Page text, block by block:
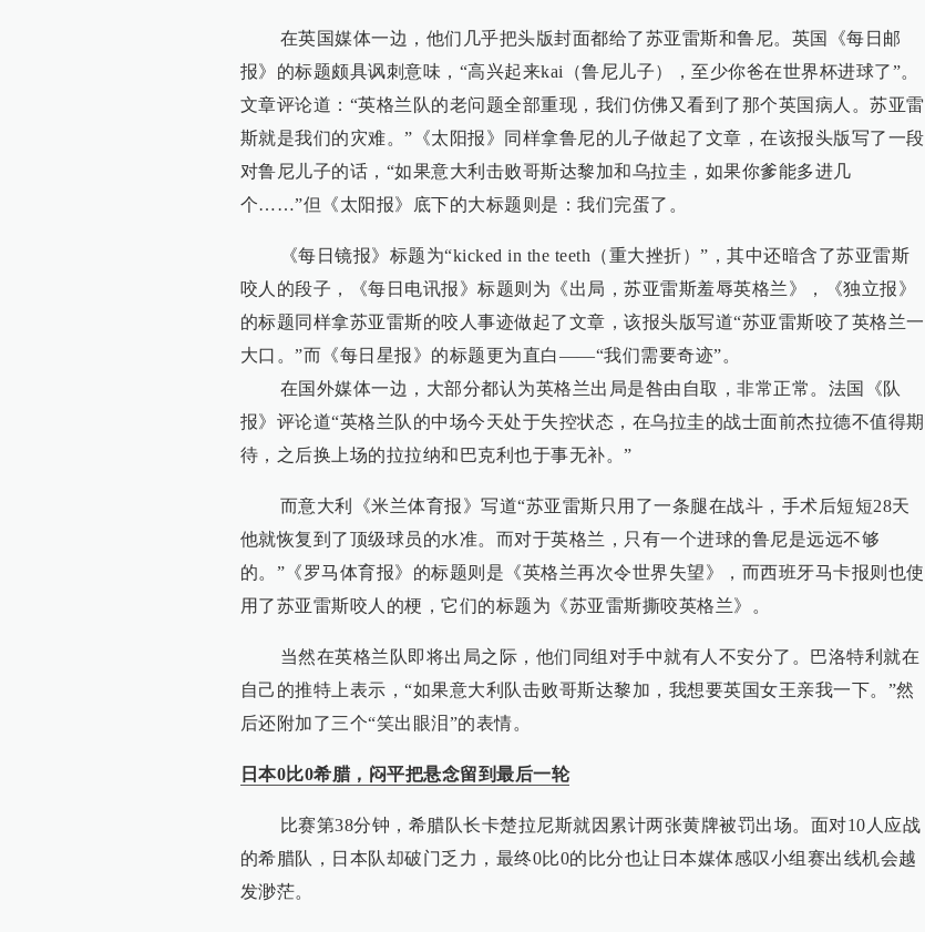
在英国媒体一边，他们几乎把头版封面都给了苏亚雷斯和鲁尼。英国《每日邮
报》的标题颇具讽刺意味，“高兴起来kai（鲁尼儿子），至少你爸在世界杯进球了”。
文章评论道：“英格兰队的老问题全部重现，我们仿佛又看到了那个英国病人。苏亚雷
斯就是我们的灾难。”《太阳报》同样拿鲁尼的儿子做起了文章，在该报头版写了一段
对鲁尼儿子的话，“如果意大利击败哥斯达黎加和乌拉圭，如果你爹能多进几
个……”但《太阳报》底下的大标题则是：我们完蛋了。
《每日镜报》标题为“kicked in the teeth（重大挫折）”，其中还暗含了苏亚雷斯
咬人的段子，《每日电讯报》标题则为《出局，苏亚雷斯羞辱英格兰》，《独立报》
的标题同样拿苏亚雷斯的咬人事迹做起了文章，该报头版写道“苏亚雷斯咬了英格兰一
大口。”而《每日星报》的标题更为直白——“我们需要奇迹”。
在国外媒体一边，大部分都认为英格兰出局是咎由自取，非常正常。法国《队
报》评论道“英格兰队的中场今天处于失控状态，在乌拉圭的战士面前杰拉德不值得期
待，之后换上场的拉拉纳和巴克利也于事无补。”
而意大利《米兰体育报》写道“苏亚雷斯只用了一条腿在战斗，手术后短短28天
他就恢复到了顶级球员的水准。而对于英格兰，只有一个进球的鲁尼是远远不够
的。”《罗马体育报》的标题则是《英格兰再次令世界失望》，而西班牙马卡报则也使
用了苏亚雷斯咬人的梗，它们的标题为《苏亚雷斯撕咬英格兰》。
当然在英格兰队即将出局之际，他们同组对手中就有人不安分了。巴洛特利就在
自己的推特上表示，“如果意大利队击败哥斯达黎加，我想要英国女王亲我一下。”然
后还附加了三个“笑出眼泪”的表情。
日本0比0希腊，闷平把悬念留到最后一轮
比赛第38分钟，希腊队长卡楚拉尼斯就因累计两张黄牌被罚出场。面对10人应战
的希腊队，日本队却破门乏力，最终0比0的比分也让日本媒体感叹小组赛出线机会越
发渺茫。